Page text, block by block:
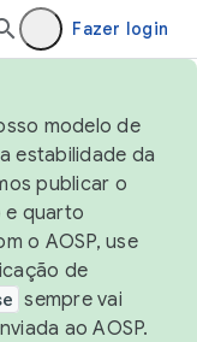
Fazer login
modelo de
estabilidade da
publicar o
e quarto
o AOSP, use
de
sempre vai
ao AOSP.